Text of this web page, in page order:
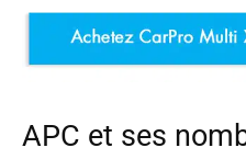
APC et ses